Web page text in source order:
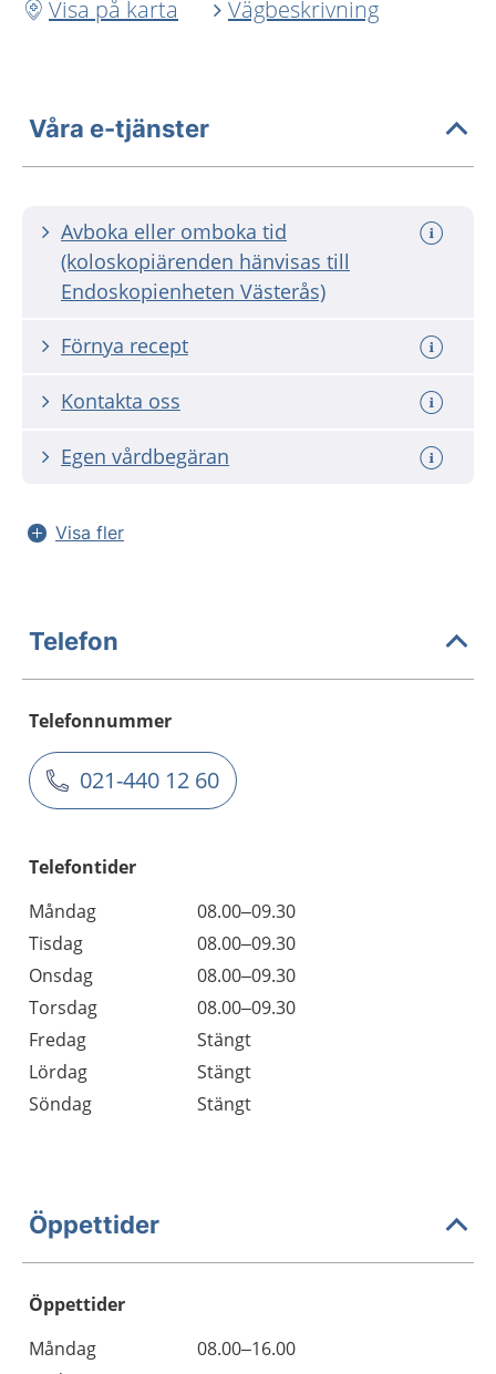
Visa på karta
Vägbeskrivning
Våra e-tjänster
Avboka eller omboka tid
(koloskopiärenden hänvisas till
Endoskopienheten Västerås)
Förnya recept
Kontakta oss
Egen vårdbegäran
Visa fler
Telefon
Telefonnummer
021-440 12 60
Telefontider
Måndag
08.00–09.30
Tisdag
08.00–09.30
Onsdag
08.00–09.30
Torsdag
08.00–09.30
Fredag
Stängt
Lördag
Stängt
Söndag
Stängt
Öppettider
Öppettider
Dag
Öppettider
Kommentarer
Måndag
08.00–16.00